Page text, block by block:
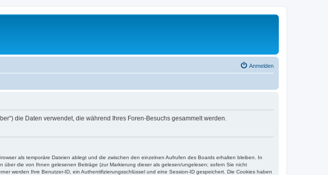
Anmelden
die Daten verwendet, die während Ihres Foren-Besuchs gesammelt werden.
als temporäre Dateien ablegt und die zwischen den einzelnen Aufrufen des Boards erhalten bleiben. In
die von Ihnen gelesenen Beiträge (zur Markierung dieser als gelesen/ungelesen; sofern Sie nicht
werden Ihre Benutzer-ID, ein Authentifizierungsschlüssel und eine Session-ID gespeichert. Die Cookies haben